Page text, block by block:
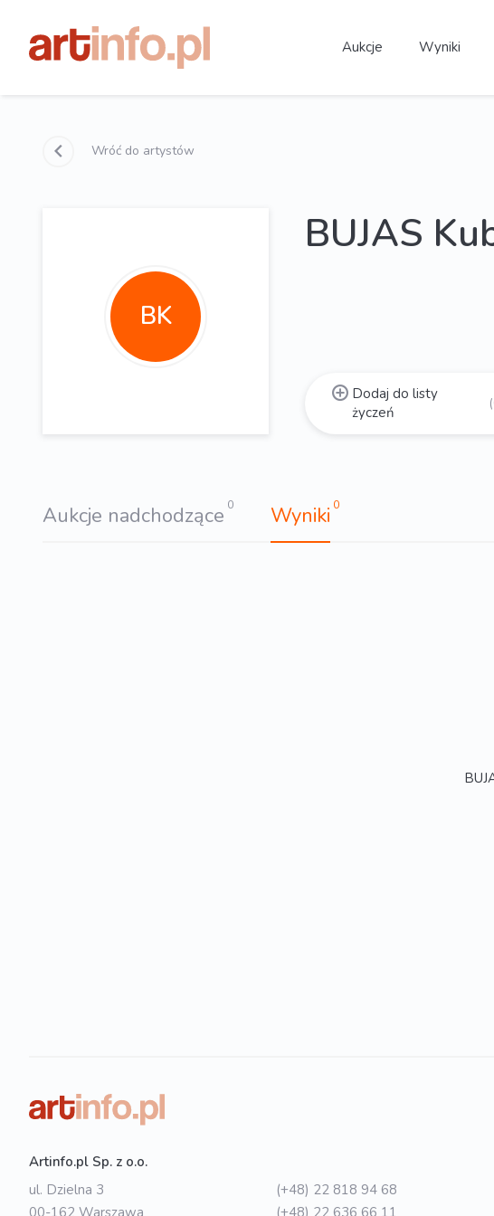
Aukcje Wyniki
Wróć do artystów
BK
BUJAS
Dodaj do listy
życzeń
Aukcje nadchodzące 0 Wyniki 0
Artinfo.pl Sp. z o.o.
ul. Dzielna 3
00-162 Warszawa
(+48) 22 818 94 68
(+48) 22 636 66 11